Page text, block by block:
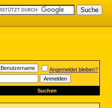
Angemeldet bleiben?
Suchen